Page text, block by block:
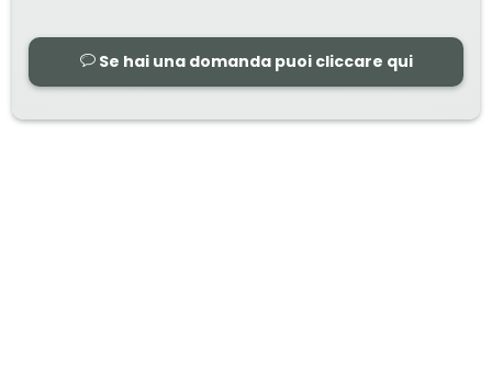
Se hai una domanda puoi cliccare qui